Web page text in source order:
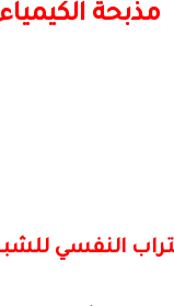
مذبحة الكيمياء
النفسي